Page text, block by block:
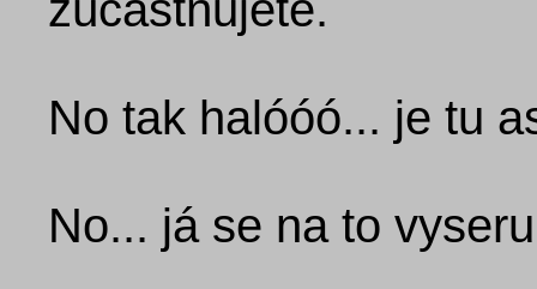
No tak halóóó... je tu
No... já se na to